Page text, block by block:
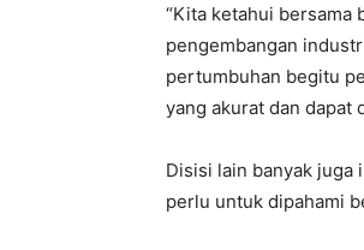
“Kita ketahui bersama
pengembangan
pertumbuhan begitu
yang akurat dan dapat
Disisi lain banyak juga
perlu untuk dipahami